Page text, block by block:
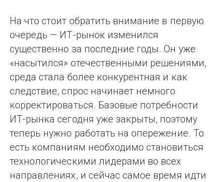
На что стоит обратить внимание в первую
очередь — ИТ-рынок изменился
существенно за последние годы. Он уже
«насытился» отечественными решениями,
среда стала более конкурентная и как
следствие, спрос начинает немного
корректироваться. Базовые потребности
ИТ-рынка сегодня уже закрыты, поэтому
теперь нужно работать на опережение. То
есть компаниям необходимо становиться
технологическими лидерами во всех
направлениях, и сейчас самое время идти